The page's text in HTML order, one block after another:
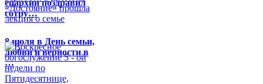
епархии поздравил
сотру…
8 июля в День семьи,
любви и верности в
…